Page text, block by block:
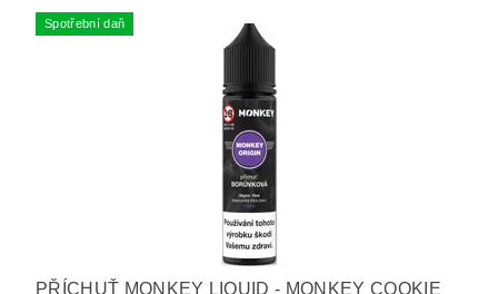
Spotřební daň
PŘÍCHUŤ MONKEY LIQUID - MONKEY COOKIE